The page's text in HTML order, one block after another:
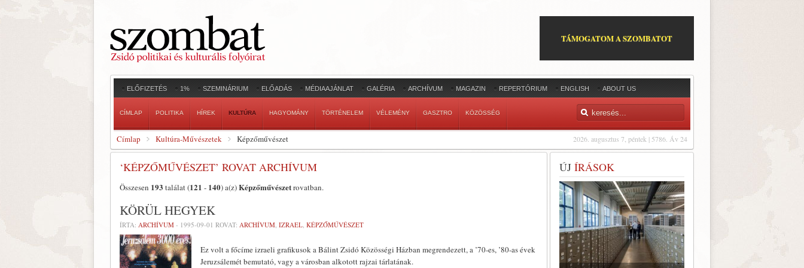
TÁMOGATOM A SZOMBATOT
ELŐFIZETÉS 1% SZEMINÁRIUM ELŐADÁS MÉDIAAJÁNLAT GALÉRIA ARCHÍVUM MAGAZIN REPERTÓRIUM ENGLISH ABOUT US
CÍMLAP POLITIKA HÍREK KULTÚRA HAGYOMÁNY TÖRTÉNELEM VÉLEMÉNY GASZTRO KÖZÖSSÉG
2026. augusztus 7, péntek | 5786. Áv 24
Címlap Kultúra-Művészetek Képzőművészet
‘KÉPZŐMŰVÉSZET’ ROVAT ARCHÍVUM
Összesen 193 találat (121 - 140) a(z)Képzőművészetrovatban.
KÖRÜL HEGYEK
ÍRTA: ARCHÍVUM - 1995-09-01 ROVAT: ARCHÍVUM, IZRAEL, KÉPZŐMŰVÉSZET
Ez volt a főcíme izraeli grafikusok a Bálint Zsidó Közösségi Házban megrendezett, a ’70-es, ’80-as évek
Jeruzsálemét bemutató, vagy a városban alkotott rajzai tárlatának.
ÚJ ÍRÁSOK